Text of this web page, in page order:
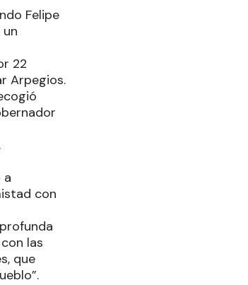
Felipe
22
Arpegios.
a
con
las
que